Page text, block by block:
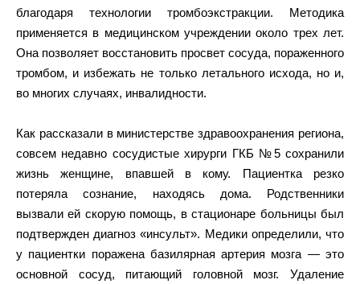
благодаря технологии тромбоэкстракции. Методика
применяется в медицинском учреждении около трех лет.
Она позволяет восстановить просвет сосуда, пораженного
тромбом, и избежать не только летального исхода, но и,
во многих случаях, инвалидности.
Как рассказали в министерстве здравоохранения региона,
совсем недавно сосудистые хирурги ГКБ №5 сохранили
жизнь женщине, впавшей в кому. Пациентка резко
потеряла сознание, находясь дома. Родственники
вызвали ей скорую помощь, в стационаре больницы был
подтвержден диагноз «инсульт». Медики определили, что
у пациентки поражена базилярная артерия мозга — это
основной сосуд, питающий головной мозг. Удаление